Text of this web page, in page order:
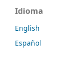
Idioma
English
Español